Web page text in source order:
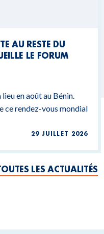
AU RESTE DU
LE FORUM
en août au Bénin.
ce rendez-vous mondial
29 JUILLET 2026
LES ACTUALITÉS